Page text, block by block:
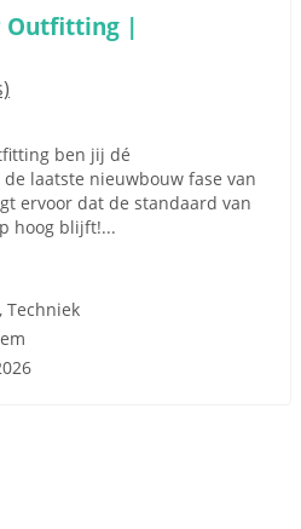
Outfitting |
ben jij dé
laatste nieuwbouw fase van
ervoor dat de standaard van
hoog blijft!...
Techniek